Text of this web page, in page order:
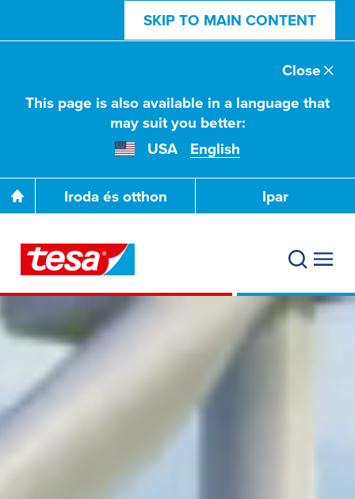
SKIP TO MAIN CONTENT
This page is also available in a language that
may suit you better:
USA
English
Close
Iroda és otthon Ipar